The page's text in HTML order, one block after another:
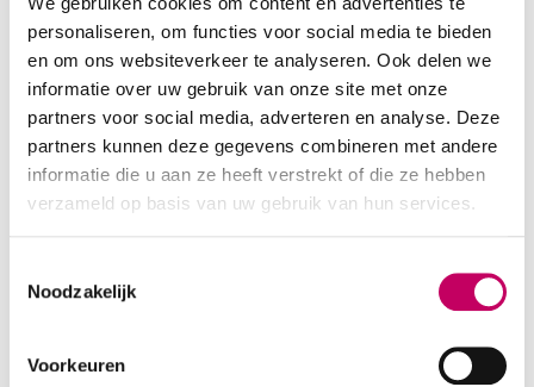
personaliseren, om functies voor social media te bieden
en om ons websiteverkeer te analyseren. Ook delen we
informatie over uw gebruik van onze site met onze
partners voor social media, adverteren en analyse. Deze
partners kunnen deze gegevens combineren met andere
informatie die u aan ze heeft verstrekt of die ze hebben
verzameld op basis van uw gebruik van hun services.
Noodzakelijk
Voorkeuren
Voor de kosten voor TCT/EFT-sessies hanteer ik een
tarief naar inkomen; informatie daarover kunt u vinden op
www.leveninnu.nl
Voor nadere informatie kunt u contact met me op te
nemen via 'de contactbutton' of via 06-41611325
Ouderen